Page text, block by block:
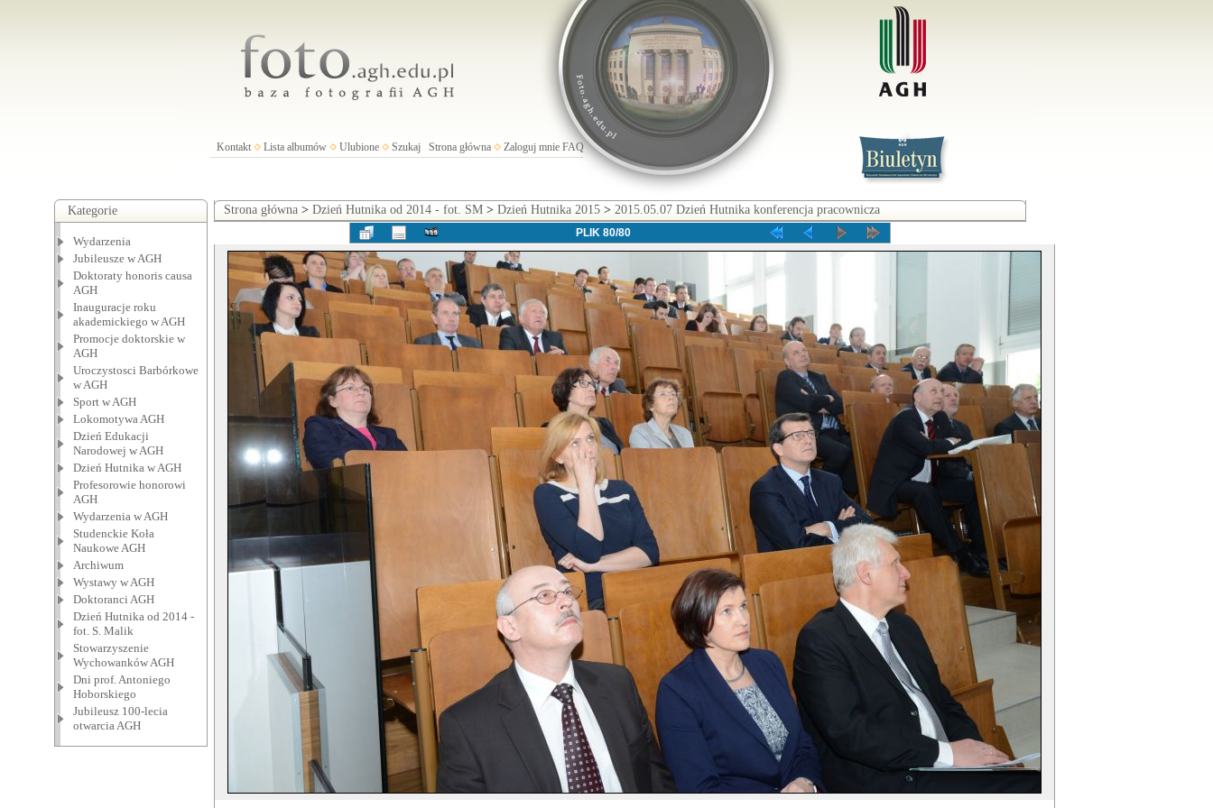
Kontakt Lista albumów Ulubione Szukaj Strona główna Zaloguj mnie FAQ
Kategorie
Wydarzenia
Jubileusze w AGH
Doktoraty honoris causa
AGH
Inauguracje roku
akademickiego w AGH
Promocje doktorskie w
AGH
Uroczystosci Barbórkowe
w AGH
Sport w AGH
Lokomotywa AGH
Dzień Edukacji
Narodowej w AGH
Dzień Hutnika w AGH
Profesorowie honorowi
AGH
Wydarzenia w AGH
Studenckie Koła
Naukowe AGH
Archiwum
Wystawy w AGH
Doktoranci AGH
Dzień Hutnika od 2014 -
fot. S. Malik
Stowarzyszenie
Wychowanków AGH
Dni prof. Antoniego
Hoborskiego
Jubileusz 100-lecia
otwarcia AGH
Strona główna> Dzień Hutnika od 2014 - fot. SM> Dzień Hutnika 2015> 2015.05.07 Dzień Hutnika konferencja pracownicza
PLIK 80/80